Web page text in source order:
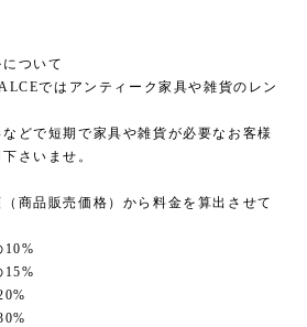
ついて
ではアンティーク家具や雑貨のレン
どで短期で家具や雑貨が必要なお客様
さいませ。
商品販売価格）から料金を算出させて
10%
15%